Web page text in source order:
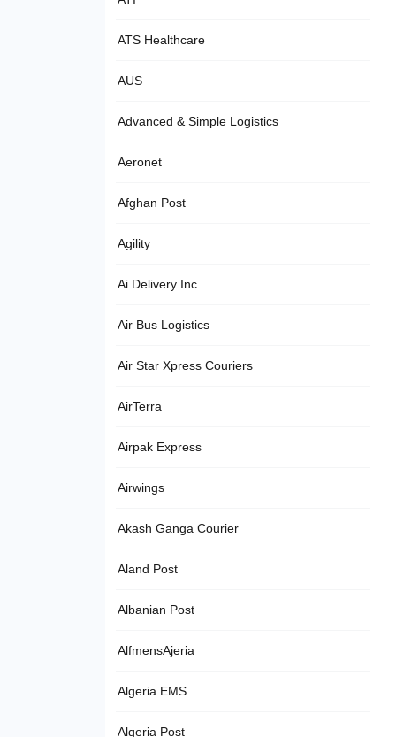
ATS Healthcare
AUS
Advanced & Simple Logistics
Aeronet
Afghan Post
Agility
Ai Delivery Inc
Air Bus Logistics
Air Star Xpress Couriers
AirTerra
Airpak Express
Airwings
Akash Ganga Courier
Aland Post
Albanian Post
AlfmensAjeria
Algeria EMS
Algeria Post